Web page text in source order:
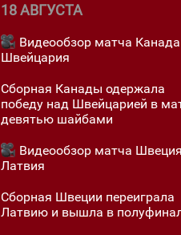
18 АВГУСТА
Видеообзор матча
Швейцария
Сборная Канады одержалa
победу над Швейцарией в
девятью шайбами
Видеообзор матча
Латвия
Сборная Швеции переигралa
Латвию и вышла в